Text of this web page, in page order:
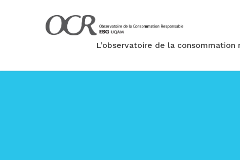
L’observatoire de la consommation